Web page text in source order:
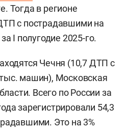
Тогда в регионе
с пострадавшими на
I полугодие 2025-го.
Чечня (10,7 ДТП с
машин), Московская
Всего по России за
зарегистрировали 54,3
Это на 3%